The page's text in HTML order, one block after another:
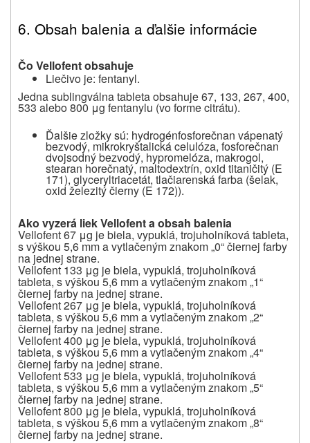
6. Obsah balenia a ďalšie informácie
Čo Vellofent obsahuje
Liečivo je: fentanyl.
Jedna sublingválna tableta obsahuje 67, 133, 267, 400,
533 alebo 800 μg fentanylu (vo forme citrátu).
Ďalšie zložky sú: hydrogénfosforečnan vápenatý
bezvodý, mikrokryštalická celulóza, fosforečnan
dvojsodný bezvodý, hypromelóza, makrogol,
stearan horečnatý, maltodextrín, oxid titaničitý (E
171), glyceryltriacetát, tlačiarenská farba (šelak,
oxid železitý čierny (E 172)).
Ako vyzerá liek Vellofent a obsah balenia
Vellofent 67 μg je biela, vypuklá, trojuholníková tableta,
s výškou 5,6 mm a vytlačeným znakom „0“ čiernej farby
na jednej strane.
Vellofent 133 μg je biela, vypuklá, trojuholníková
tableta, s výškou 5,6 mm a vytlačeným znakom „1“
čiernej farby na jednej strane.
Vellofent 267 μg je biela, vypuklá, trojuholníková
tableta, s výškou 5,6 mm a vytlačeným znakom „2“
čiernej farby na jednej strane.
Vellofent 400 μg je biela, vypuklá, trojuholníková
tableta, s výškou 5,6 mm a vytlačeným znakom „4“
čiernej farby na jednej strane.
Vellofent 533 μg je biela, vypuklá, trojuholníková
tableta, s výškou 5,6 mm a vytlačeným znakom „5“
čiernej farby na jednej strane.
Vellofent 800 μg je biela, vypuklá, trojuholníková
tableta, s výškou 5,6 mm a vytlačeným znakom „8“
čiernej farby na jednej strane.